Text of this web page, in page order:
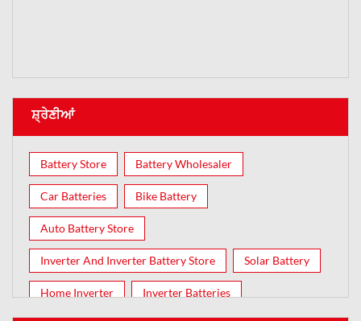
ਸ਼੍ਰੇਣੀਆਂ
Battery Store Battery Wholesaler
Car Batteries Bike Battery
Auto Battery Store
Inverter And Inverter Battery Store Solar Battery
Home Inverter Inverter Batteries